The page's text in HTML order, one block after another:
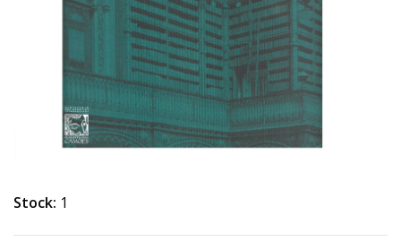
Stock: 1